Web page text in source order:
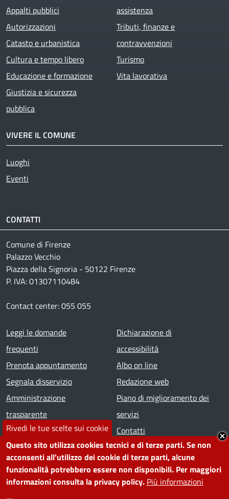
Rivedi le tue scelte sui cookie
Questo sito utilizza cookies tecnici e di terze parti. Se non
acconsenti all'utilizzo dei cookie di terze parti, alcune
funzionalità potrebbero essere non disponibili. Per maggiori
informazioni consulta la privacy policy. Più informazioni
Appalti pubblici
Autorizzazioni
Catasto e urbanistica
Cultura e tempo libero
Educazione e formazione
Giustizia e sicurezza
pubblica
assistenza
Tributi, finanze e
contravvenzioni
Turismo
Vita lavorativa
VIVERE IL COMUNE
Luoghi
Eventi
CONTATTI
Comune di Firenze
Palazzo Vecchio
Piazza della Signoria - 50122 Firenze
P. IVA: 01307110484
Contact center: 055 055
Footer menu
Leggi le domande
frequenti
Prenota appuntamento
Segnala disservizio
Amministrazione
trasparente
Note legali
Dichiarazione di
accessibilità
Albo on line
Redazione web
Piano di miglioramento dei
servizi
Contatti
SEGUICI SU
Facebook
Instagram
YouTube
Telegram
WhatsApp
TwitterLinkedin